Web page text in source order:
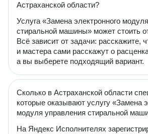
Астраханской области?
Услуга «Замена электронного
стиральной машины» может стоить
Всё зависит от задачи: расскажите,
и мастера сами расскажут о
а вы выберете подходящий вариант.
Сколько в Астраханской области
которые оказывают услугу «Замена
модуля управления стиральной
На Яндекс Исполнителях